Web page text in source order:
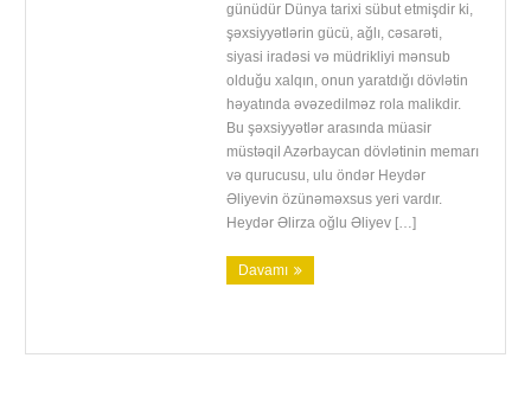
günüdür Dünya tarixi sübut etmişdir ki,
şəxsiyyətlərin gücü, ağlı, cəsarəti,
siyasi iradəsi və müdrikliyi mənsub
olduğu xalqın, onun yaratdığı dövlətin
həyatında əvəzedilməz rola malikdir.
Bu şəxsiyyətlər arasında müasir
müstəqil Azərbaycan dövlətinin memarı
və qurucusu, ulu öndər Heydər
Əliyevin özünəməxsus yeri vardır.
Heydər Əlirza oğlu Əliyev […]
Davamı